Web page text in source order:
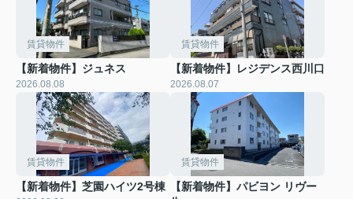
賃貸物件
【新着物件】ジュネス
2026.08.08
賃貸物件
【新着物件】レジデンス西川口
2026.08.07
賃貸物件
【新着物件】芝園ハイツ2号棟
賃貸物件
【新着物件】パビヨン リヴー